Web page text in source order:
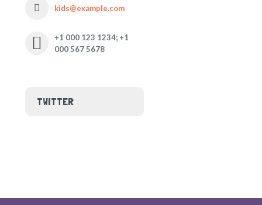
kids@example.com
+1 000 123 1234; +1
000 567 5678
TWITTER